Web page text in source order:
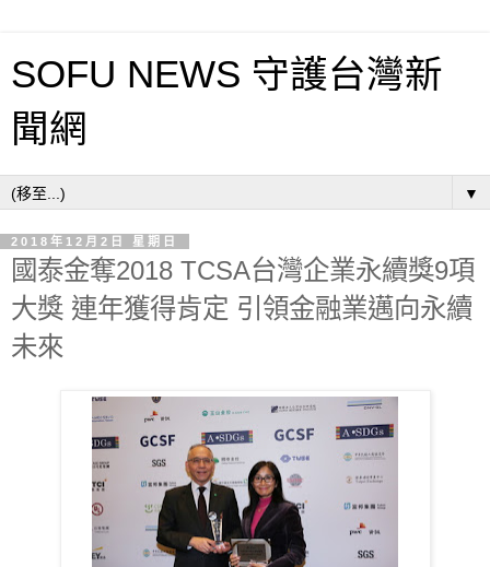
SOFU NEWS 守護台灣新
聞網
▼
2018年12月2日 星期日
國泰金奪2018 TCSA台灣企業永續獎9項
大獎 連年獲得肯定 引領金融業邁向永續
未來